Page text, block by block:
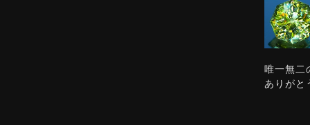
唯一無二
ありがと